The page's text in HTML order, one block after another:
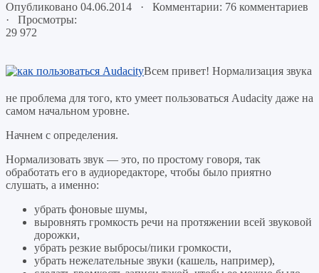
Опубликовано 04.06.2014 · Комментарии: 76 комментариев
· Просмотры:
29 972
Всем привет! Нормализация звука
не проблема для того, кто умеет пользоваться Audacity даже на
самом начальном уровне.
Начнем с определения.
Нормализовать звук — это, по простому говоря, так
обработать его в аудиоредакторе, чтобы было приятно
слушать, а именно:
убрать фоновые шумы,
выровнять громкость речи на протяжении всей звуковой
дорожки,
убрать резкие выбросы/пики громкости,
убрать нежелательные звуки (кашель, например),